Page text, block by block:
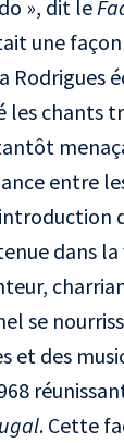
», dit le
une
Rodrigues
les chants
entre
dans la
se
et des
. Cette